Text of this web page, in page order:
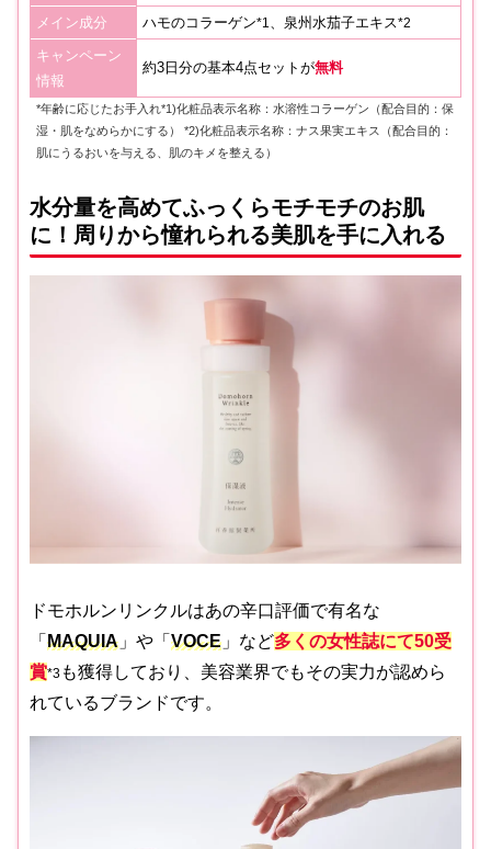
メイン成分 ハモのコラーゲン*1 、泉州水茄子エキス*2
キャンペーン
情報
約3日分の基本4点セットが無料
*年齢に応じたお手入れ*1)化粧品表示名称：水溶性コラーゲン（配合目的：保
湿・肌をなめらかにする） *2)化粧品表示名称：ナス果実エキス（配合目的：
肌にうるおいを与える、肌のキメを整える）
水分量を高めてふっくらモチモチのお肌
に！周りから憧れられる美肌を手に入れる
ドモホルンリンクルはあの辛口評価で有名な
「 MAQUIA 」や「 VOCE 」など多くの女性誌にて50受
賞*3 も獲得しており、美容業界でもその実力が認めら
れているブランドです。